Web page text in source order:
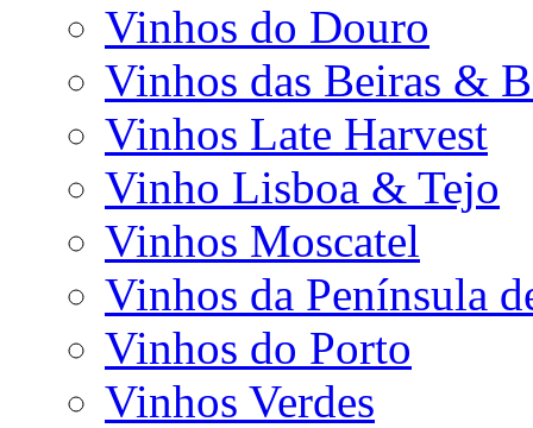
Vinhos do Douro
Vinhos das Beiras &
Vinhos Late Harvest
Vinho Lisboa & Tejo
Vinhos Moscatel
Vinhos da Península
Vinhos do Porto
Vinhos Verdes